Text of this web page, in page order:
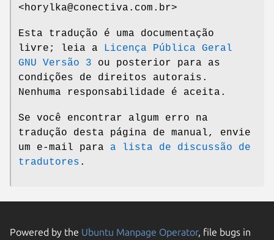
<horylka@conectiva.com.br>
Esta tradução é uma documentação
livre; leia a Licença Pública Geral
GNU Versão 3 ou posterior para as
condições de direitos autorais.
Nenhuma responsabilidade é aceita.
Se você encontrar algum erro na
tradução desta página de manual, envie
um e-mail para a lista de discussão de
tradutores .
Powered by the Ubuntu Manpage Operator, file bugs in